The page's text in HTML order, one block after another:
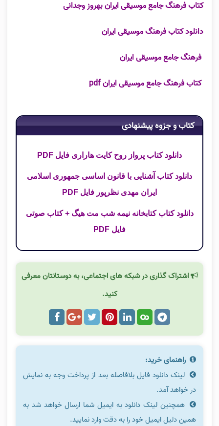
کتاب فرهنگ جامع موسیقی ایران بهروز وجدانی
دانلود کتاب فرهنگ موسیقی ایران
فرهنگ جامع موسیقی ایران
کتاب فرهنگ جامع موسیقی ایران pdf
کتاب و جزوه پیشنهادی
دانلود کتاب پرواز روح کایت هاراری فایل PDF
دانلود کتاب آشنایی با قانون اساسی جمهوری اسلامی
ایران مهدی نظرپور فایل PDF
دانلود کتاب کتابخانه نیمه شب مت هیگ + کتاب صوتی
فایل PDF
اشتراک گذاری در شبکه های اجتماعی، به دوستانتان معرفی
کنید.
راهنمای خرید:
لینک دانلود فایل بلافاصله بعد از پرداخت وجه به نمایش
در خواهد آمد.
همچنین لینک دانلود به ایمیل شما ارسال خواهد شد به
همین دلیل ایمیل خود را به دقت وارد نمایید.